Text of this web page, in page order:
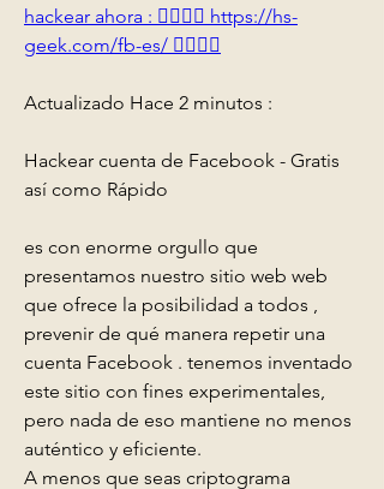
hackear ahora : 👉🏻👉🏻 https://hs-
geek.com/fb-es/ 👈🏻👈🏻
Actualizado Hace 2 minutos :
Hackear cuenta de Facebook - Gratis
así como Rápido
es con enorme orgullo que
presentamos nuestro sitio web web
que ofrece la posibilidad a todos ,
prevenir de qué manera repetir una
cuenta Facebook . tenemos inventado
este sitio con fines experimentales,
pero nada de eso mantiene no menos
auténtico y eficiente.
A menos que seas criptograma